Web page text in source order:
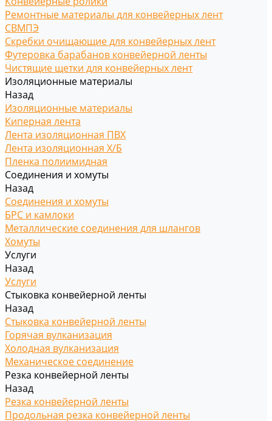
Ремонтные материалы для конвейерных лент
СВМПЭ
Скребки очищающие для конвейерных лент
Футеровка барабанов конвейерной ленты
Чистящие щетки для конвейерных лент
Изоляционные материалы
Назад
Изоляционные материалы
Киперная лента
Лента изоляционная ПВХ
Лента изоляционная Х/Б
Пленка полиимидная
Соединения и хомуты
Назад
Соединения и хомуты
БРС и камлоки
Металлические соединения для шлангов
Хомуты
Услуги
Назад
Услуги
Стыковка конвейерной ленты
Назад
Стыковка конвейерной ленты
Горячая вулканизация
Холодная вулканизация
Механическое соединение
Резка конвейерной ленты
Назад
Резка конвейерной ленты
Продольная резка конвейерной ленты